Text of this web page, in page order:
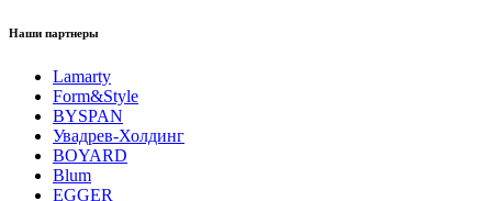
Наши партнеры
Lamarty
Form&Style
BYSPAN
Увадрев-Холдинг
BOYARD
Blum
EGGER